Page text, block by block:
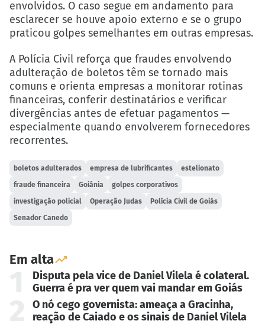
envolvidos. O caso segue em andamento para
esclarecer se houve apoio externo e se o grupo
praticou golpes semelhantes em outras empresas.
A Polícia Civil reforça que fraudes envolvendo
adulteração de boletos têm se tornado mais
comuns e orienta empresas a monitorar rotinas
financeiras, conferir destinatários e verificar
divergências antes de efetuar pagamentos —
especialmente quando envolverem fornecedores
recorrentes.
boletos adulterados empresa de lubrificantes estelionato
fraude financeira Goiânia golpes corporativos
investigação policial Operação Judas Polícia Civil de Goiás
Senador Canedo
Em alta
Disputa pela vice de Daniel Vilela é colateral.
Guerra é pra ver quem vai mandar em Goiás
O nó cego governista: ameaça a Gracinha,
reação de Caiado e os sinais de Daniel Vilela